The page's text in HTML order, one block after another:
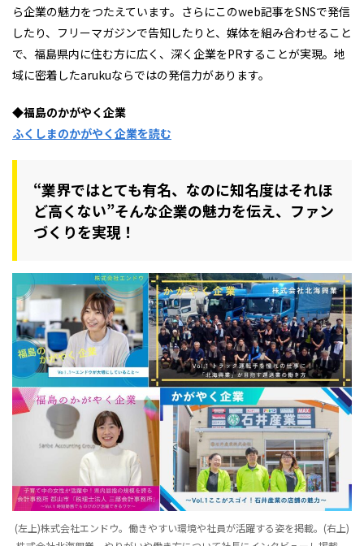
ら企業の魅力をつたえています。さらにこのweb記事をSNSで発信
したり、フリーマガジンで告知したりと、媒体を組み合わせること
で、福島県内に住む方に広く、深く企業をPRすることが実現。地
域に密着したarukuならではの発信力があります。
◆福島のかがやく企業
ふくしまのかがやく企業を読む
“業界ではとても有名、なのに知名度はそれほ
ど高くない”そんな企業の魅力を伝え、ファン
づくりを実現！
(左上)株式会社エンドウ。働きやすい環境や社員が活躍する姿を掲載。(右上)